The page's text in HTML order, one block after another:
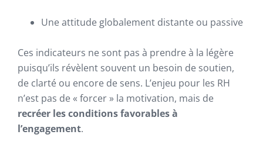
Une attitude globalement distante ou passive
Ces indicateurs ne sont pas à prendre à la légère
puisqu’ils révèlent souvent un besoin de soutien,
de clarté ou encore de sens. L’enjeu pour les RH
n’est pas de « forcer » la motivation, mais de
recréer les conditions favorables à
l’engagement.